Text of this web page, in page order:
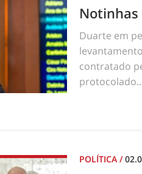
Notinhas
Duarte em
contratado
POLÍTICA /